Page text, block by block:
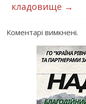
кладовище →
Коментарі вимкнені.